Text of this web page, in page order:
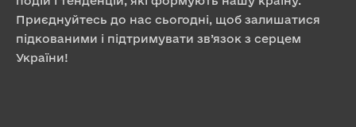
Приєднуйтесь до нас сьогодні, щоб залишатися
підкованими і підтримувати зв’язок з серцем
України!